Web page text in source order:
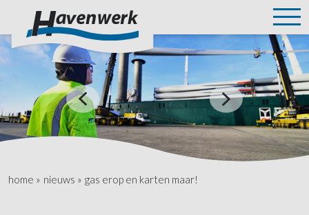
home » nieuws » gas erop en karten maar!